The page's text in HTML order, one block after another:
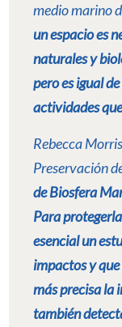
medio marino
un espacio es
naturales y
pero es igual
actividades
Rebecca
Preservación
de Biosfera
Para
esencial un
impactos y
más precisa la
también